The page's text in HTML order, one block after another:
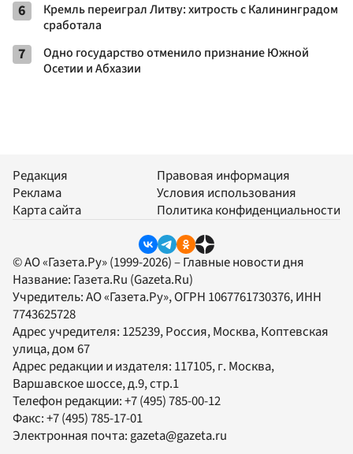
6
Кремль переиграл Литву: хитрость с Калининградом
сработала
7
Одно государство отменило признание Южной
Осетии и Абхазии
Редакция
Реклама
Карта сайта
Правовая информация
Условия использования
Политика конфиденциальности
© АО «Газета.Ру» (1999-2026) – Главные новости дня
Название: Газета.Ru (Gazeta.Ru)
Учредитель:АО «Газета.Ру», ОГРН 1067761730376, ИНН
7743625728
Адрес учредителя: 125239, Россия, Москва, Коптевская
улица, дом 67
Адрес редакции и издателя: 117105, г. Москва,
Варшавское шоссе, д.9, стр.1
Телефон редакции:+7 (495) 785-00-12
Факс:+7 (495) 785-17-01
Электронная почта:gazeta@gazeta.ru